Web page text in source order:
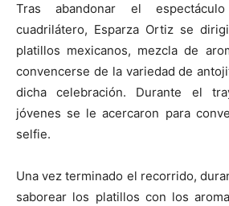
Tras abandonar el
cuadrilátero, Esparza Ortiz se
platillos mexicanos, mezcla de
convencerse de la variedad de
dicha celebración. Durante el
jóvenes se le acercaron para
selfie.
Una vez terminado el recorrido,
saborear los platillos con los